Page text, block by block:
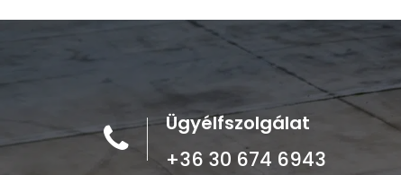
Ügyélfszolgálat
+36 30 674 6943